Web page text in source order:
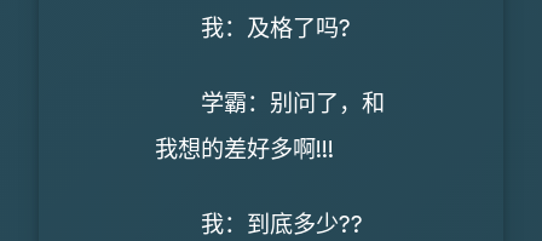
我：及格了吗?
学霸：别问了，和
我想的差好多啊!!!
我：到底多少??